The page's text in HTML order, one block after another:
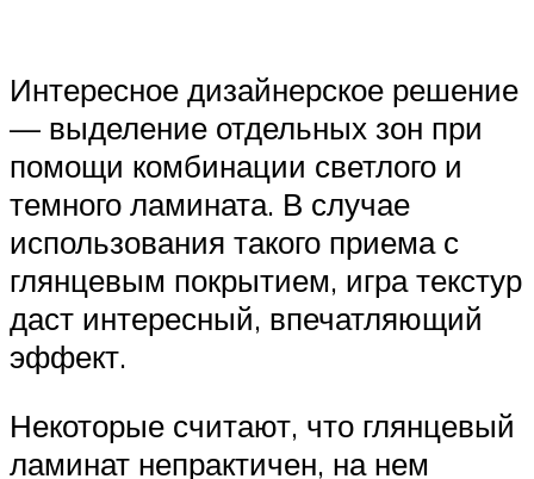
Интересное дизайнерское решение
— выделение отдельных зон при
помощи комбинации светлого и
темного ламината. В случае
использования такого приема с
глянцевым покрытием, игра текстур
даст интересный, впечатляющий
эффект.
Некоторые считают, что глянцевый
ламинат непрактичен, на нем